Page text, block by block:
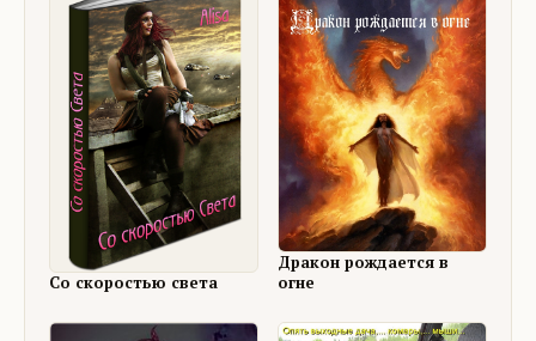
Со скоростью света
Дракон рождается в
огне